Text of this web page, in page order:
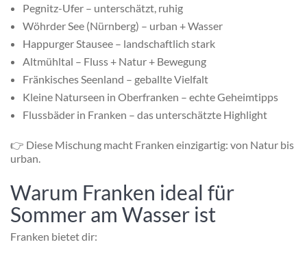
Pegnitz-Ufer – unterschätzt, ruhig
Wöhrder See (Nürnberg) – urban + Wasser
Happurger Stausee – landschaftlich stark
Altmühltal – Fluss + Natur + Bewegung
Fränkisches Seenland – geballte Vielfalt
Kleine Naturseen in Oberfranken – echte Geheimtipps
Flussbäder in Franken – das unterschätzte Highlight
👉 Diese Mischung macht Franken einzigartig: von Natur bis
urban.
Warum Franken ideal für
Sommer am Wasser ist
Franken bietet dir: